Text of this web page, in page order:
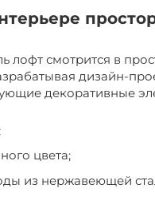
лофт смотрится в
дизайн-
декоративные
цвета;
из нержавеющей